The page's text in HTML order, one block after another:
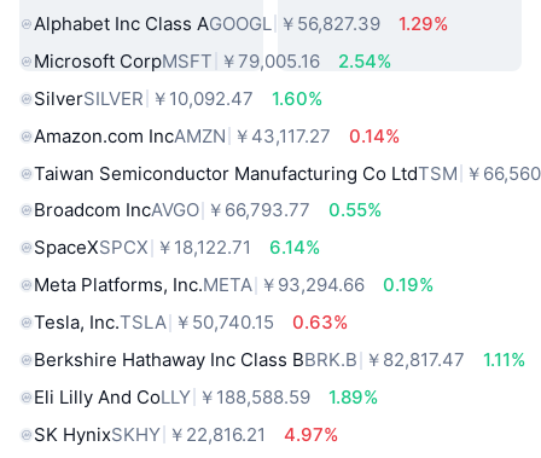
Alphabet Inc Class AGOOGL ￥56,827.39
1.29%
Microsoft CorpMSFT ￥79,005.16
2.54%
SilverSILVER ￥10,092.47
1.60%
Amazon.com IncAMZN ￥43,117.27
0.14%
Taiwan Semiconductor Manufacturing Co LtdTSM ￥
Broadcom IncAVGO ￥66,793.77
0.55%
SpaceXSPCX ￥18,122.71
6.14%
Meta Platforms, Inc.META ￥93,294.66
0.19%
Tesla, Inc.TSLA ￥50,740.15
0.63%
Berkshire Hathaway Inc Class BBRK.B ￥82,817.47
1.11%
Eli Lilly And CoLLY ￥188,588.59
1.89%
SK HynixSKHY ￥22,816.21
4.97%